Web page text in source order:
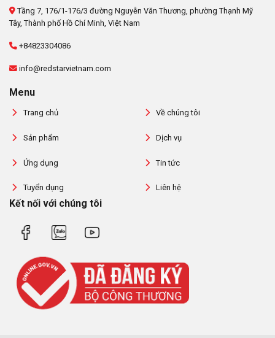
Tầng 7, 176/1-176/3 đường Nguyễn Văn Thương, phường Thạnh Mỹ
Tây, Thành phố Hồ Chí Minh, Việt Nam
+84823304086
info@redstarvietnam.com
Menu
Trang chủ Về chúng tôi
Sản phẩm Dịch vụ
Ứng dụng Tin tức
Tuyển dụng Liên hệ
Kết nối với chúng tôi